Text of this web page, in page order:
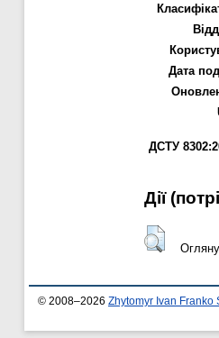
Дата
ДСТУ
Дії
© 2008–2026 Zhytomyr Ivan Franko